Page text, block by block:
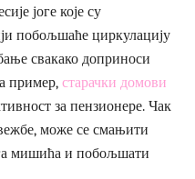
јоге које су
побољшаће циркулацију
свакако доприноси
пример, старачки домови
за пензионере. Чак
може се смањити
мишића и побољшати